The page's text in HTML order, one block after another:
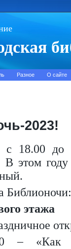
Разное О сайте
2023!
с 18.00
В этом
Библионочи:
этажа
–